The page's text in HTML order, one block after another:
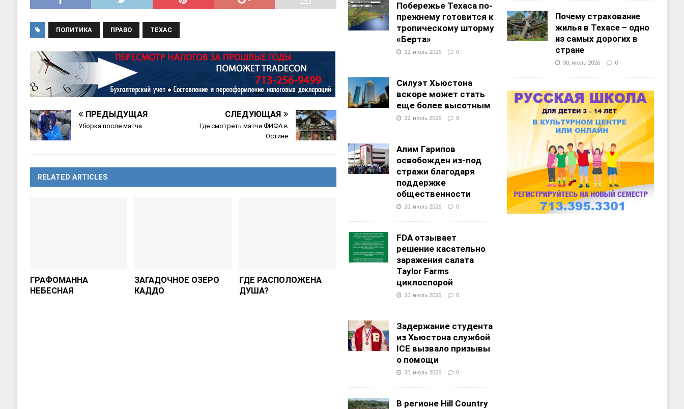
ПОЛИТИКА ПРАВО ТЕХАС
ПРЕДЫДУЩАЯ
Уборка после матча
СЛЕДУЮЩАЯ
Где смотреть матчи ФИФА в
Остине
RELATED ARTICLES
ГРАФОМАННА
НЕБЕСНАЯ
ЗАГАДОЧНОЕ ОЗЕРО
КАДДО
ГДЕ РАСПОЛОЖЕНА
ДУША?
Побережье Техаса по-
прежнему готовится к
тропическому шторму
«Берта»
22, июль 2026 0
Силуэт Хьюстона
вскоре может стать
еще более высотным
22, июль 2026 0
Алим Гарипов
освобожден из-под
стражи благодаря
поддержке
общественности
20, июль 2026 0
FDA отзывает
решение касательно
заражения салата
Taylor Farms
циклоспорой
20, июль 2026 0
Задержание студента
из Хьюстона службой
ICE вызвало призывы
о помощи
20, июль 2026 0
В регионе Hill Country
Почему страхование
жилья в Техасе – одно
из самых дорогих в
стране
30, июль 2026 0